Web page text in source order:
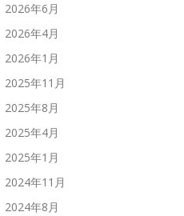
2026年6月
2026年4月
2026年1月
2025年11月
2025年8月
2025年4月
2025年1月
2024年11月
2024年8月